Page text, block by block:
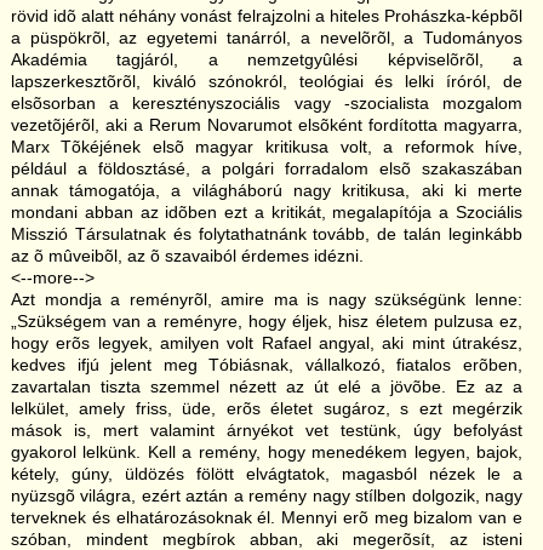
rövid idõ alatt néhány vonást felrajzolni a hiteles Prohászka-képbõl
a püspökrõl, az egyetemi tanárról, a nevelõrõl, a Tudományos
Akadémia tagjáról, a nemzetgyûlési képviselõrõl, a
lapszerkesztõrõl, kiváló szónokról, teológiai és lelki íróról, de
elsõsorban a keresztényszociális vagy -szocialista mozgalom
vezetõjérõl, aki a Rerum Novarumot elsõként fordította magyarra,
Marx Tõkéjének elsõ magyar kritikusa volt, a reformok híve,
például a földosztásé, a polgári forradalom elsõ szakaszában
annak támogatója, a világháború nagy kritikusa, aki ki merte
mondani abban az idõben ezt a kritikát, megalapítója a Szociális
Misszió Társulatnak és folytathatnánk tovább, de talán leginkább
az õ mûveibõl, az õ szavaiból érdemes idézni.
<--more-->
Azt mondja a reményrõl, amire ma is nagy szükségünk lenne:
„Szükségem van a reményre, hogy éljek, hisz életem pulzusa ez,
hogy erõs legyek, amilyen volt Rafael angyal, aki mint útrakész,
kedves ifjú jelent meg Tóbiásnak, vállalkozó, fiatalos erõben,
zavartalan tiszta szemmel nézett az út elé a jövõbe. Ez az a
lelkület, amely friss, üde, erõs életet sugároz, s ezt megérzik
mások is, mert valamint árnyékot vet testünk, úgy befolyást
gyakorol lelkünk. Kell a remény, hogy menedékem legyen, bajok,
kétely, gúny, üldözés fölött elvágtatok, magasból nézek le a
nyüzsgõ világra, ezért aztán a remény nagy stílben dolgozik, nagy
terveknek és elhatározásoknak él. Mennyi erõ meg bizalom van e
szóban, mindent megbírok abban, aki megerõsít, az isteni